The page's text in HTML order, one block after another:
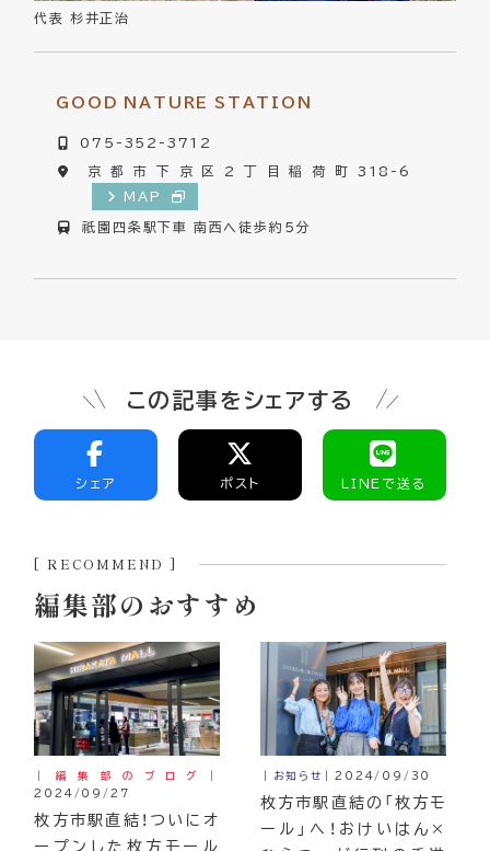
代表 杉井正治
GOOD NATURE STATION
075-352-3712
京都市下京区2丁目稲荷町318-6
MAP
祇園四条駅下車 南西へ徒歩約5分
この記事をシェアする
シェア ポスト LINEで送る
[ RECOMMEND ]
編集部のおすすめ
｜編集部のブログ｜
2024/09/27
枚方市駅直結！ついにオ
｜お知らせ｜2024/09/30
枚方市駅直結の「枚方モ
ール」へ！おけいはん×